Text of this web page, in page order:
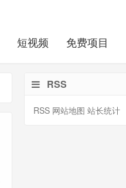
短视频 免费项目
RSS
RSS 网站地图 站长统计